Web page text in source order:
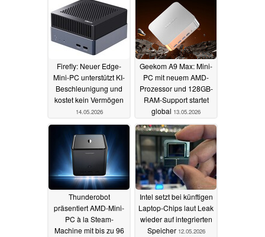
Firefly: Neuer Edge-
Mini-PC unterstützt KI-
Beschleunigung und
kostet kein Vermögen
14.05.2026
Geekom A9 Max: Mini-
PC mit neuem AMD-
Prozessor und 128GB-
RAM-Support startet
global 13.05.2026
Thunderobot
präsentiert AMD-Mini-
PC à la Steam-
Machine mit bis zu 96
Intel setzt bei künftigen
Laptop-Chips laut Leak
wieder auf integrierten
Speicher 12.05.2026